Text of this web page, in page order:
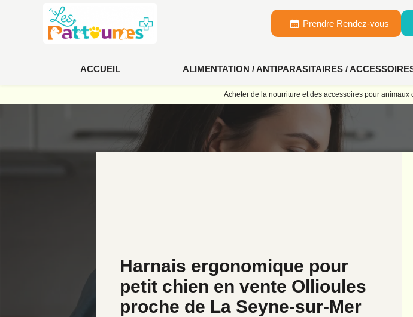
Prendre Rendez-vous
ACCUEIL ALIMENTATION / ANTIPARASITAIRES /
Acheter de la nourriture et des accessoires pour
Harnais ergonomique pour
petit chien en vente Ollioules
proche de La Seyne-sur-Mer
Panneau de gestion des cookies